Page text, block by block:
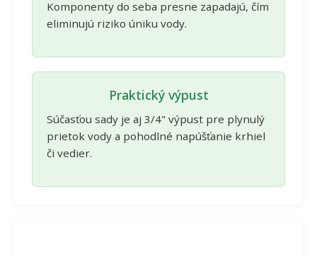
Komponenty do seba presne zapadajú, čím
eliminujú riziko úniku vody.
Praktický výpust
Súčasťou sady je aj 3/4" výpust pre plynulý
prietok vody a pohodlné napúšťanie krhiel
či vedier.